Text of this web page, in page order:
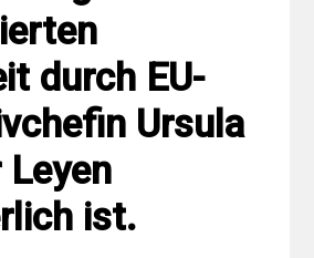
durch EU-
Ursula
Leyen
ist.